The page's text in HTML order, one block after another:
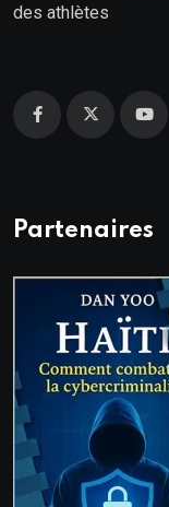
des athlètes
Partenaires